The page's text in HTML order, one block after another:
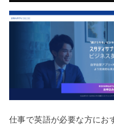
仕事で英語が必要な方にお